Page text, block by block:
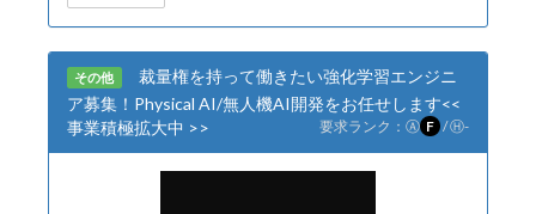
その他
裁量権を持って働きたい強化学習エンジニ
ア募集！Physical AI/無人機AI開発をお任せします<<
事業積極拡大中 >>
要求ランク： Ⓐ F /Ⓗ-